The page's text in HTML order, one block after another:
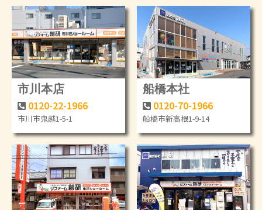
市川本店
0120-22-1966
市川市鬼越1-5-1
船橋本社
0120-70-1966
船橋市新高根1-9-14